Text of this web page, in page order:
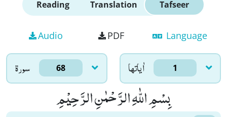
Reading Translation Tafseer
Audio PDF Language
سورۃ 68 اٰياتها 1
بِسْمِ اللّٰهِ الرَّحْمٰنِ الرَّحِیْمِ